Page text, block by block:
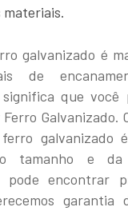
galvanizado é
de
que você
Galvanizado.
galvanizado
tamanho e
pode encontrar
garantia